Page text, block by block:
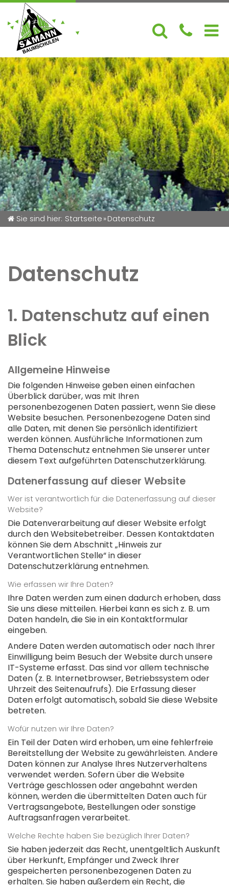
Aktuelles
Über uns
Sortiment
Gartencenter
Service
Sie sind hier: Startseite »Datenschutz
Datenschutz
1. Datenschutz auf einen
Blick
Allgemeine Hinweise
Die folgenden Hinweise geben einen einfachen
Überblick darüber, was mit Ihren
personenbezogenen Daten passiert, wenn Sie diese
Website besuchen. Personenbezogene Daten sind
alle Daten, mit denen Sie persönlich identifiziert
werden können. Ausführliche Informationen zum
Thema Datenschutz entnehmen Sie unserer unter
diesem Text aufgeführten Datenschutzerklärung.
Datenerfassung auf dieser Website
Wer ist verantwortlich für die Datenerfassung auf dieser
Website?
Die Datenverarbeitung auf dieser Website erfolgt
durch den Websitebetreiber. Dessen Kontaktdaten
können Sie dem Abschnitt „Hinweis zur
Verantwortlichen Stelle“ in dieser
Datenschutzerklärung entnehmen.
Wie erfassen wir Ihre Daten?
Ihre Daten werden zum einen dadurch erhoben, dass
Sie uns diese mitteilen. Hierbei kann es sich z. B. um
Daten handeln, die Sie in ein Kontaktformular
eingeben.
Andere Daten werden automatisch oder nach Ihrer
Einwilligung beim Besuch der Website durch unsere
IT-Systeme erfasst. Das sind vor allem technische
Daten (z. B. Internetbrowser, Betriebssystem oder
Uhrzeit des Seitenaufrufs). Die Erfassung dieser
Daten erfolgt automatisch, sobald Sie diese Website
betreten.
Wofür nutzen wir Ihre Daten?
Ein Teil der Daten wird erhoben, um eine fehlerfreie
Bereitstellung der Website zu gewährleisten. Andere
Daten können zur Analyse Ihres Nutzerverhaltens
verwendet werden. Sofern über die Website
Verträge geschlossen oder angebahnt werden
können, werden die übermittelten Daten auch für
Vertragsangebote, Bestellungen oder sonstige
Auftragsanfragen verarbeitet.
Welche Rechte haben Sie bezüglich Ihrer Daten?
Sie haben jederzeit das Recht, unentgeltlich Auskunft
über Herkunft, Empfänger und Zweck Ihrer
gespeicherten personenbezogenen Daten zu
erhalten. Sie haben außerdem ein Recht, die